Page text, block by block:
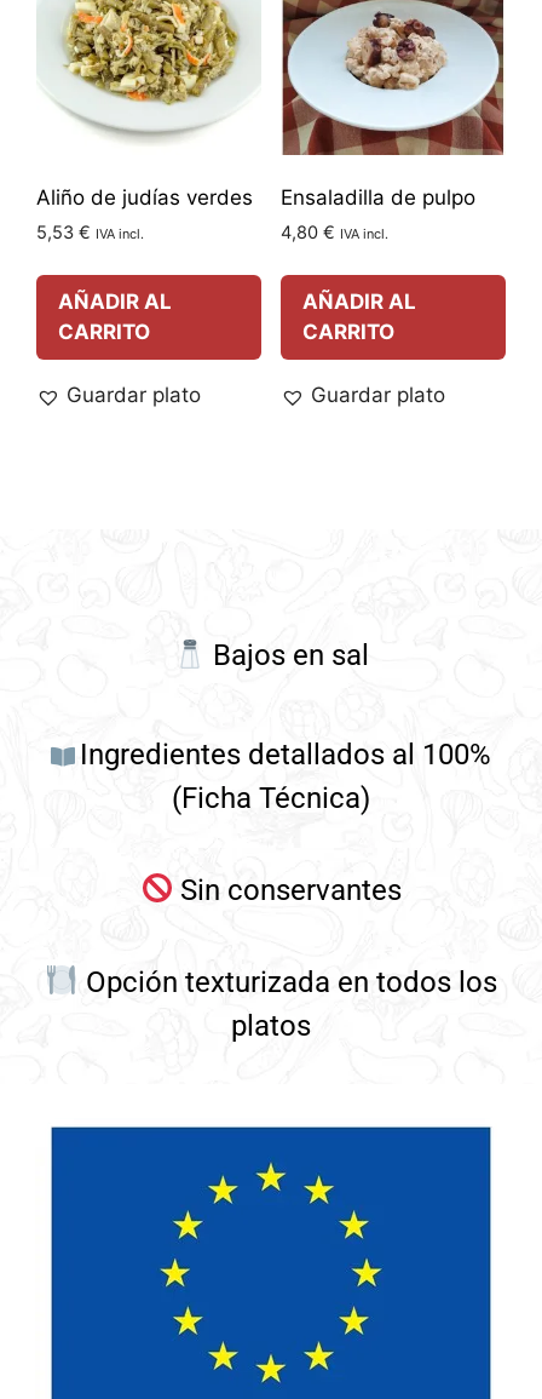
Aliño de judías verdes
5,53 € IVA incl.
AÑADIR AL
CARRITO
Guardar plato
Ensaladilla de pulpo
4,80 € IVA incl.
AÑADIR AL
CARRITO
Guardar plato
Bajos en sal
Ingredientes detallados al 100%
(Ficha Técnica)
Sin conservantes
Opción texturizada en todos los
platos